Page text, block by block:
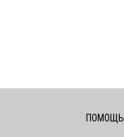
ПОМОЩЬ